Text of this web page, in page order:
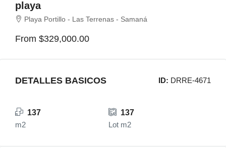
playa
Playa Portillo - Las Terrenas - Samaná
From $329,000.00
DETALLES BASICOS ID: DRRE-4671
137
m2
137
Lot m2